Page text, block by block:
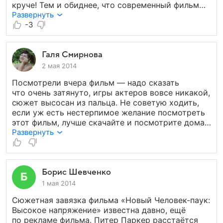
круче! Тем и обиднее, что современный фильм
не может обойти предыдущий (по всем
показателям). У следующей части будет новый
режиссёр, так что помолимся друзья, чтоб
он всё исправил и доставил нам реальное
удовольствие!
Развернуть
-3
Галя Смирнова
2 мая 2014
Посмотрели вчера фильм — надо сказать
что очень затянуто, игры актеров вовсе никакой,
сюжет высосан из пальца. Не советую ходить,
если уж есть нестерпимое желание посмотреть
этот фильм, лучше скачайте и посмотрите дома,
так его хотябы можно будет промотать в особо
нудных местах.
Развернуть
Борис Шевченко
1 мая 2014
Сюжетная завязка фильма «Новый Человек-паук:
Высокое напряжение» известна давно, ещё
по рекламе фильма. Питер Паркер расстаётся